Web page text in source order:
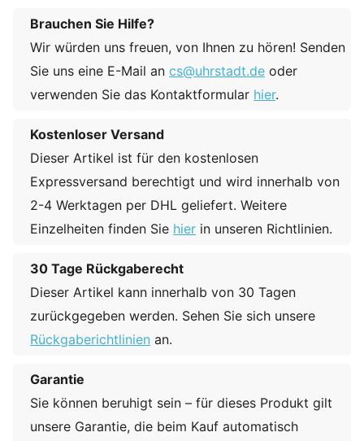
Brauchen Sie Hilfe?
Wir würden uns freuen, von Ihnen zu hören! Senden
Sie uns eine E-Mail an cs@uhrstadt.de oder
verwenden Sie das Kontaktformular hier.
Kostenloser Versand
Dieser Artikel ist für den kostenlosen
Expressversand berechtigt und wird innerhalb von
2-4 Werktagen per DHL geliefert. Weitere
Einzelheiten finden Sie hier in unseren Richtlinien.
30 Tage Rückgaberecht
Dieser Artikel kann innerhalb von 30 Tagen
zurückgegeben werden. Sehen Sie sich unsere
Rückgaberichtlinien an.
Garantie
Sie können beruhigt sein – für dieses Produkt gilt
unsere Garantie, die beim Kauf automatisch